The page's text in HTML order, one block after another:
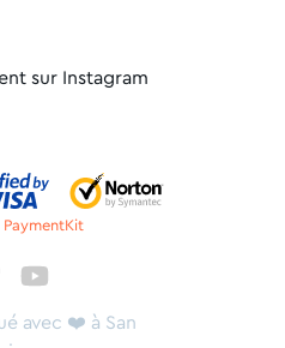
sur Instagram
PaymentKit
avec ❤️ à San
Plixi
sur